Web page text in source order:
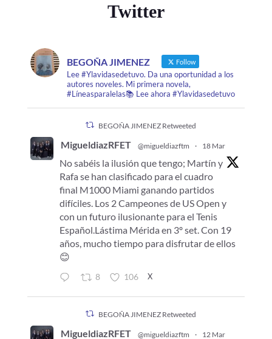
Twitter
BEGOÑA JIMENEZ Follow
Lee #Ylavidasedetuvo. Da una oportunidad a los
autores noveles. Mi primera novela,
#Líneasparalelas📚 Lee ahora #Ylavidasedetuvo
BEGOÑA JIMENEZ Retweeted
MigueldiazRFET @migueldiazftm · 18 Mar
No sabéis la ilusión que tengo; Martín y
Rafa se han clasificado para el cuadro
final M1000 Miami ganando partidos
difíciles. Los 2 Campeones de US Open y
con un futuro ilusionante para el Tenis
Español.Lástima Mérida en 3º set. Con 19
años, mucho tiempo para disfrutar de ellos
😊
8 106 X
BEGOÑA JIMENEZ Retweeted
MigueldiazRFET @migueldiazftm · 12 Mar